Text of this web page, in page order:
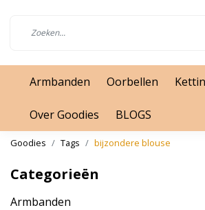
Armbanden Oorbellen
Over Goodies BLOGS
Goodies Tags bijzondere blouse
Categorieën
Armbanden